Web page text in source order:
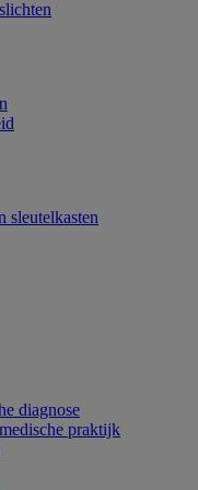
sleutelkasten
diagnose
praktijk